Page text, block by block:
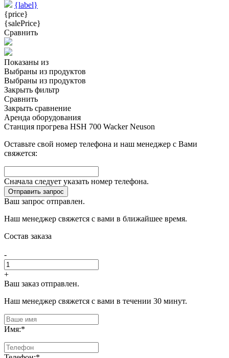
{label}
{price}
{salePrice}
Сравнить
Показаны из
Выбраны из продуктов
Выбраны из продуктов
Закрыть фильтр
Сравнить
Закрыть сравнение
Аренда оборудования
Станция прогрева HSH 700 Wacker Neuson
Оставьте свой номер телефона и наш менеджер с Вами
свяжется:
Сначала следует указать номер телефона.
Отправить запрос
Ваш запрос отправлен.
Наш менеджер свяжется с вами в ближайшее время.
Состав заказа
-
+
Ваш заказ отправлен.
Наш менеджер свяжется с вами в течении 30 минут.
Имя:*